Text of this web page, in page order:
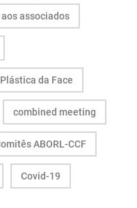
associados
da Face
combined meeting
ABORL-CCF
Covid-19